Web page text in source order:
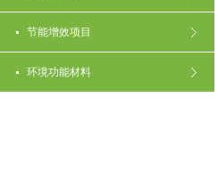
节能增效项目
环境功能材料